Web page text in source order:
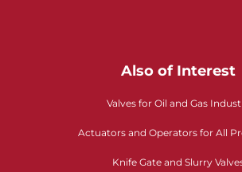
Also of Interest
Valves for Oil and Gas
Actuators and Operators for All
Knife Gate and Slurry